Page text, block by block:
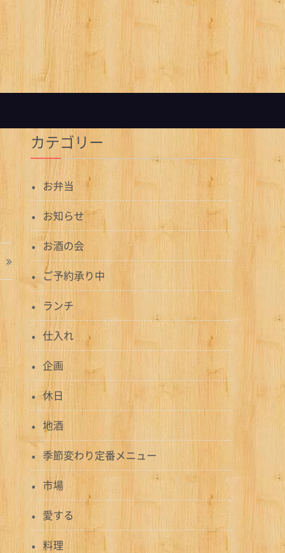
カテゴリー
お弁当
お知らせ
お酒の会
ご予約承り中
ランチ
仕入れ
企画
休日
地酒
季節変わり定番メニュー
市場
愛する
料理